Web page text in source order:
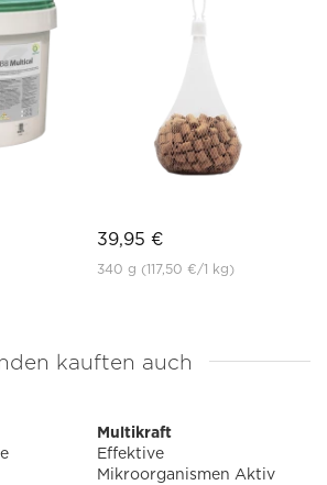
39,95 €
340 g (117,50 €/1 kg)
kauften auch
Multikraft
Effektive
Mikroorganismen Aktiv